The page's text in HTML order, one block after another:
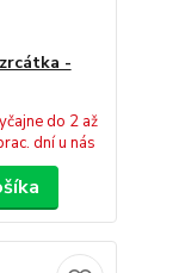
-
do 2 až
dní u nás